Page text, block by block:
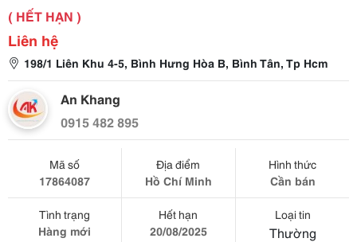
( HẾT HẠN )
Liên hệ
198/1 Liên Khu 4-5, Bình Hưng Hòa B, Bình Tân, Tp Hcm
An Khang
0915 482 895
Mã số
17864087
Địa điểm
Hồ Chí Minh
Hình thức
Cần bán
Tình trạng
Hàng mới
Hết hạn
20/08/2025
Loại tin
Thường